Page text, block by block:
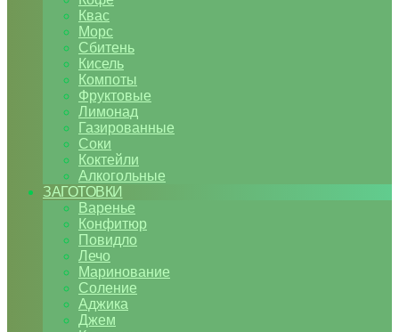
Квас
Морс
Сбитень
Кисель
Компоты
Фруктовые
Лимонад
Газированные
Соки
Коктейли
Алкогольные
ЗАГОТОВКИ
Варенье
Конфитюр
Повидло
Лечо
Маринование
Соление
Аджика
Джем